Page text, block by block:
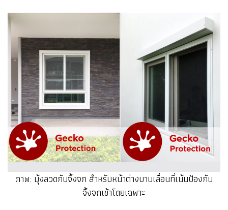
ภาพ: มุ้งลวดกันจิ้งจก สำหรับหน้าต่างบานเลื่อนที่เน้นป้องกัน
จิ้งจกเข้าโดยเฉพาะ